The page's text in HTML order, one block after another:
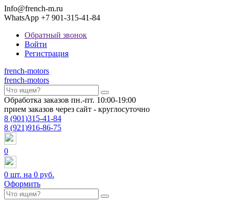
Info@french-m.ru
WhatsApp +7 901-315-41-84
Обратный звонок
Войти
Регистрация
french-motors
french-motors
Обработка заказов пн.-пт. 10:00-19:00
прием заказов через сайт - круглосуточно
8 (901)315-41-84
8 (921)916-86-75
0
0 шт. на 0 руб.
Оформить